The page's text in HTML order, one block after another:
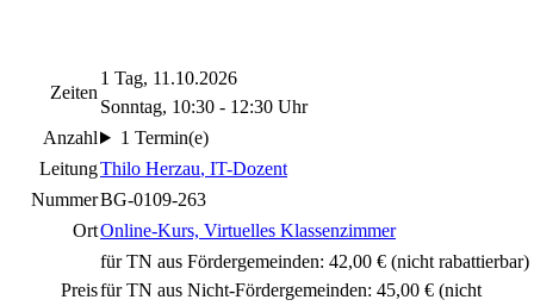
Zeiten
1 Tag, 11.10.2026
Sonntag, 10:30 - 12:30 Uhr
Anzahl
1 Termin(e)
LeitungThilo Herzau, IT-Dozent
NummerBG-0109-263
OrtOnline-Kurs, Virtuelles Klassenzimmer
Preis
für TN aus Fördergemeinden: 42,00 € (nicht rabattierbar)
für TN aus Nicht-Fördergemeinden: 45,00 € (nicht